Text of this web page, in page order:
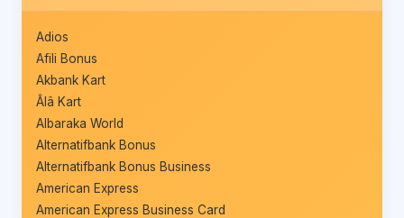
Adios
Afili Bonus
Akbank Kart
Âlâ Kart
Albaraka World
Alternatifbank Bonus
Alternatifbank Bonus Business
American Express
American Express Business Card